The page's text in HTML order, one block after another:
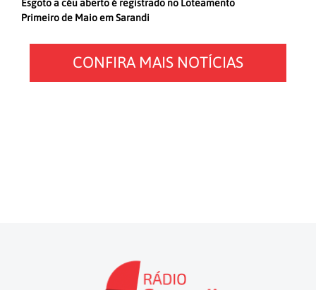
Esgoto a céu aberto é registrado no Loteamento
Primeiro de Maio em Sarandi
CONFIRA MAIS NOTÍCIAS